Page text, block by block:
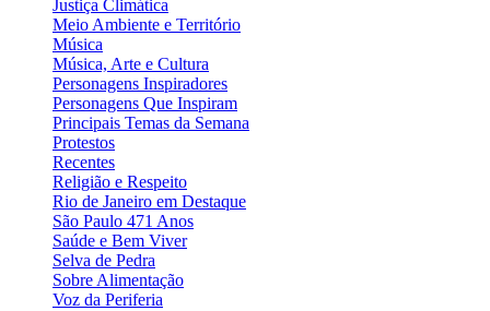
Justiça Climática
Meio Ambiente e Território
Música
Música, Arte e Cultura
Personagens Inspiradores
Personagens Que Inspiram
Principais Temas da Semana
Protestos
Recentes
Religião e Respeito
Rio de Janeiro em Destaque
São Paulo 471 Anos
Saúde e Bem Viver
Selva de Pedra
Sobre Alimentação
Voz da Periferia